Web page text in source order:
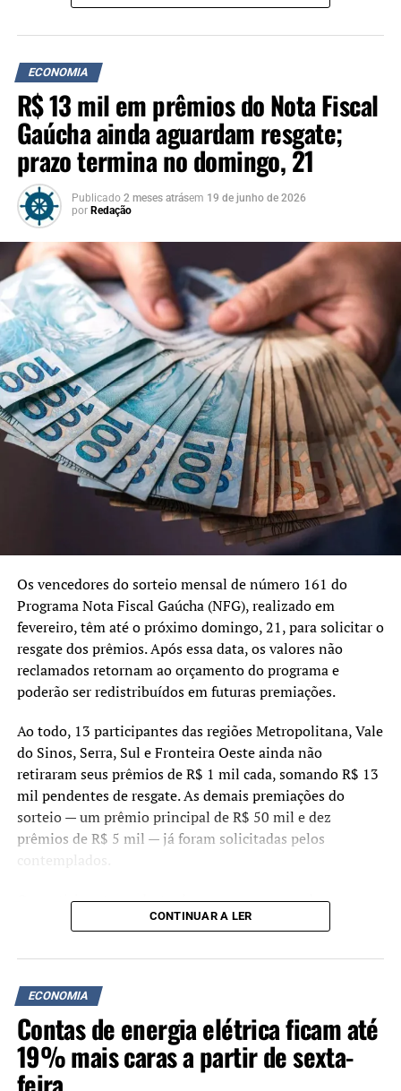
ECONOMIA
R$ 13 mil em prêmios do Nota Fiscal
Gaúcha ainda aguardam resgate;
prazo termina no domingo, 21
Publicado 2 meses atrásem 19 de junho de 2026
por Redação
Os vencedores do sorteio mensal de número 161 do
Programa Nota Fiscal Gaúcha (NFG), realizado em
fevereiro, têm até o próximo domingo, 21, para solicitar o
resgate dos prêmios. Após essa data, os valores não
reclamados retornam ao orçamento do programa e
poderão ser redistribuídos em futuras premiações.
Ao todo, 13 participantes das regiões Metropolitana, Vale
do Sinos, Serra, Sul e Fronteira Oeste ainda não
retiraram seus prêmios de R$ 1 mil cada, somando R$ 13
mil pendentes de resgate. As demais premiações do
sorteio — um prêmio principal de R$ 50 mil e dez
prêmios de R$ 5 mil — já foram solicitadas pelos
contemplados.
Os participantes cadastrados no programa podem
verificar se possuem valores disponíveis acessando o site
conta gov.br, a consulta deve ser feita na aba “Meus
Prêmios”.
O pagamento pode ser solicitado para conta bancária do
Banrisul ou por meio de Pix, desde que a chave
cadastrada seja o CPF do contemplado. Embora a
CONTINUAR A LER
ECONOMIA
Contas de energia elétrica ficam até
19% mais caras a partir de sexta-